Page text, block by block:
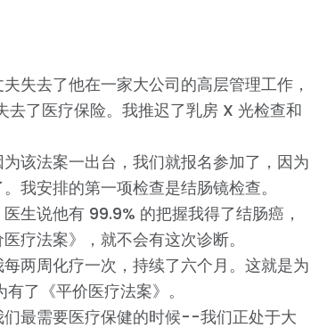
失去了他在一家大公司的高层管理工作，
去了医疗保险。我推迟了乳房 X 光检查和
该法案一出台，我们就报名参加了，因为
我安排的第一项检查是结肠镜检查。
生说他有 99.9% 的把握我得了结肠癌，
疗法案》，就不会有这次诊断。
两周化疗一次，持续了六个月。这就是为
了《平价医疗法案》。
最需要医疗保健的时候--我们正处于大